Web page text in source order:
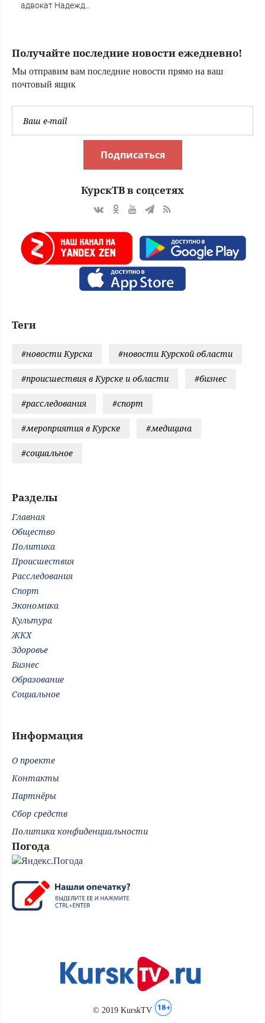
адвокат Надежда
Получайте последние новости ежедневно!
Мы отправим вам последние новости прямо на ваш
почтовый ящик
Подписаться
КурскТВ в соцсетях
Теги
#новости Курска #новости Курской области
#происшествия в Курске и области #бизнес
#расследования #спорт
#мероприятия в Курске #медицина
#социальное
Разделы
Главная
Общество
Политика
Происшествия
Расследования
Спорт
Экономика
Культура
ЖКХ
Здоровье
Бизнес
Образование
Социальное
Информация
О проекте
Контакты
Партнёры
Сбор средств
Политика конфиденциальности
Погода
© 2019 KurskTV